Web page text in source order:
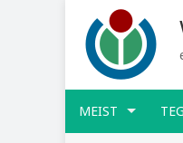
MEIST